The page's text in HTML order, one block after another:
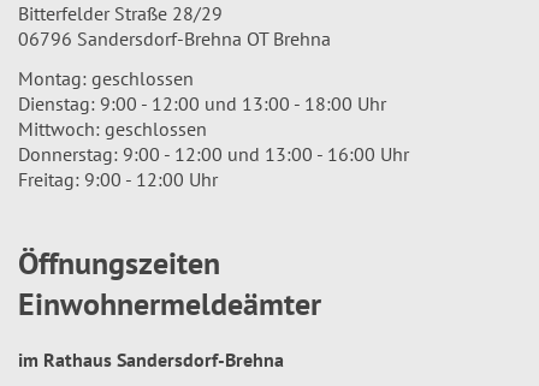
Bitterfelder Straße 28/29
06796 Sandersdorf-Brehna OT Brehna
Montag: geschlossen
Dienstag: 9:00 - 12:00 und 13:00 - 18:00 Uhr
Mittwoch: geschlossen
Donnerstag: 9:00 - 12:00 und 13:00 - 16:00 Uhr
Freitag: 9:00 - 12:00 Uhr
Öffnungszeiten
Einwohnermeldeämter
im Rathaus Sandersdorf-Brehna